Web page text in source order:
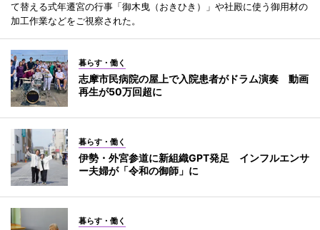
て替える式年遷宮の行事「御木曳（おきひき）」や社殿に使う御用材の
加工作業などをご視察された。
暮らす・働く
志摩市民病院の屋上で入院患者がドラム演奏 動画
再生が50万回超に
暮らす・働く
伊勢・外宮参道に新組織GPT発足 インフルエンサ
ー夫婦が「令和の御師」に
暮らす・働く